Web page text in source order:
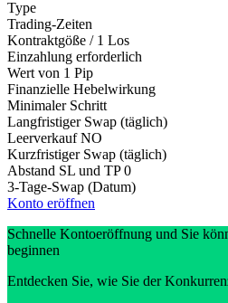
Type
Trading-Zeiten
Kontraktgöße / 1 Los
Einzahlung erforderlich
Wert von 1 Pip
Finanzielle Hebelwirkung
Minimaler Schritt
Langfristiger Swap (täglich)
Leerverkauf NO
Kurzfristiger Swap (täglich)
Abstand SL und TP 0
3-Tage-Swap (Datum)
Konto eröffnen
Schnelle Kontoeröffnung und Sie
beginnen
Entdecken Sie, wie Sie der